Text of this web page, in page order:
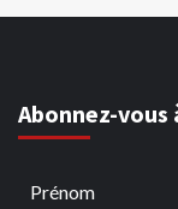
Abonnez-
Prénom